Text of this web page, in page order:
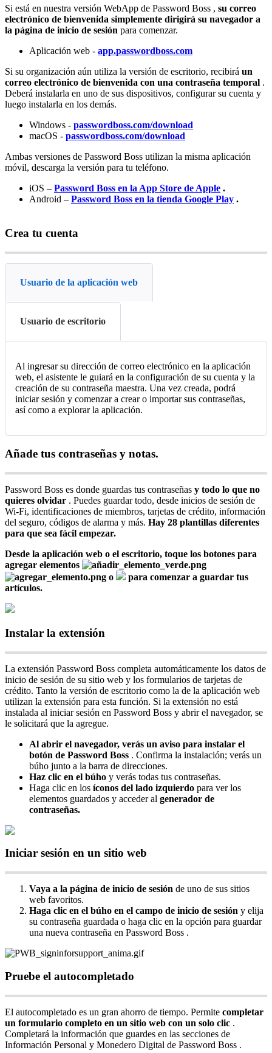
Si está en nuestra versión WebApp de Password Boss , su correo
electrónico de bienvenida simplemente dirigirá su navegador a
la página de inicio de sesión para comenzar.
Aplicación web - app.passwordboss.com
Si su organización aún utiliza la versión de escritorio, recibirá un
correo electrónico de bienvenida con una contraseña temporal .
Deberá instalarla en uno de sus dispositivos, configurar su cuenta y
luego instalarla en los demás.
Windows - passwordboss.com/download
macOS - passwordboss.com/download
Ambas versiones de Password Boss utilizan la misma aplicación
móvil, descarga la versión para tu teléfono.
iOS – Password Boss en la App Store de Apple .
Android – Password Boss en la tienda Google Play .
Crea tu cuenta
Usuario de la aplicación web
Usuario de escritorio
Al ingresar su dirección de correo electrónico en la aplicación
web, el asistente le guiará en la configuración de su cuenta y la
creación de su contraseña maestra. Una vez creada, podrá
iniciar sesión y comenzar a crear o importar sus contraseñas,
así como a explorar la aplicación.
Añade tus contraseñas y notas.
Password Boss es donde guardas tus contraseñas y todo lo que no
quieres olvidar . Puedes guardar todo, desde inicios de sesión de
Wi-Fi, identificaciones de miembros, tarjetas de crédito, información
del seguro, códigos de alarma y más. Hay 28 plantillas diferentes
para que sea fácil empezar.
Desde la aplicación web o el escritorio, toque los botones para
agregar elementos
o
para comenzar a guardar tus
artículos.
Instalar la extensión
La extensión Password Boss completa automáticamente los datos de
inicio de sesión de su sitio web y los formularios de tarjetas de
crédito. Tanto la versión de escritorio como la de la aplicación web
utilizan la extensión para esta función. Si la extensión no está
instalada al iniciar sesión en Password Boss y abrir el navegador, se
le solicitará que la agregue.
Al abrir el navegador, verás un aviso para instalar el
botón de Password Boss . Confirma la instalación; verás un
búho junto a la barra de direcciones.
Haz clic en el búho y verás todas tus contraseñas.
Haga clic en los íconos del lado izquierdo para ver los
elementos guardados y acceder al generador de
contraseñas.
Iniciar sesión en un sitio web
Vaya a la página de inicio de sesión de uno de sus sitios
web favoritos.
Haga clic en el búho en el campo de inicio de sesión y elija
su contraseña guardada o haga clic en la opción para guardar
una nueva contraseña en Password Boss .
Pruebe el autocompletado
El autocompletado es un gran ahorro de tiempo. Permite completar
un formulario completo en un sitio web con un solo clic .
Completará la información que guardes en las secciones de
Información Personal y Monedero Digital de Password Boss .